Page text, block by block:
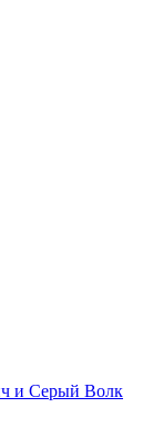
и Серый Волк